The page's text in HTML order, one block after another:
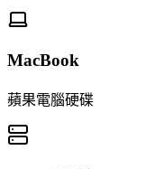
MacBook
蘋果電腦硬碟